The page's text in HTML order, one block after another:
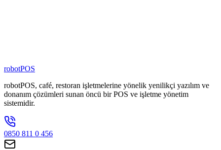
robotPOS
robotPOS, café, restoran işletmelerine yönelik yenilikçi yazılım ve
donanım çözümleri sunan öncü bir POS ve işletme yönetim
sistemidir.
0850 811 0 456